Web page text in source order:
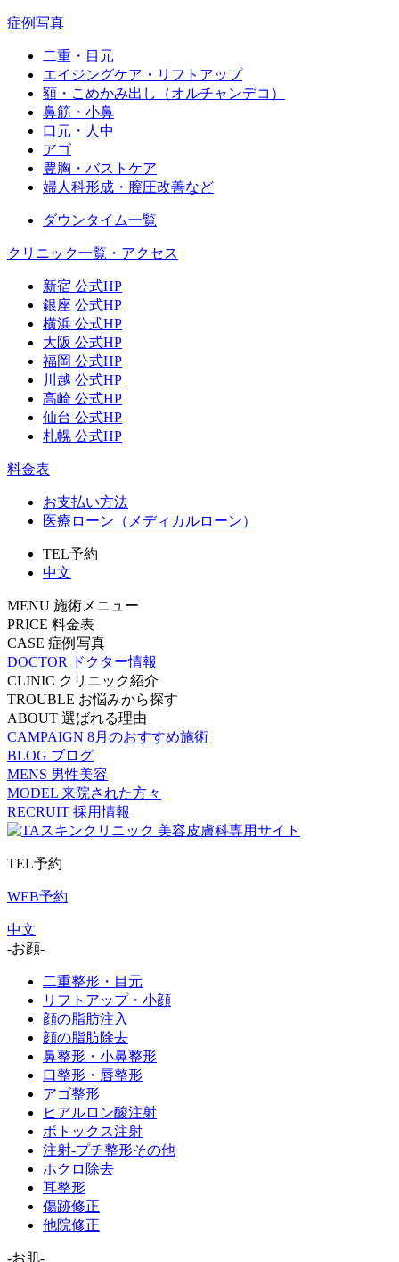
症例写真
二重・目元
エイジングケア・リフトアップ
額・こめかみ出し（オルチャンデコ）
鼻筋・小鼻
口元・人中
アゴ
豊胸・バストケア
婦人科形成・膣圧改善など
ダウンタイム一覧
クリニック一覧・アクセス
新宿 公式HP
銀座 公式HP
横浜 公式HP
大阪 公式HP
福岡 公式HP
川越 公式HP
高崎 公式HP
仙台 公式HP
札幌 公式HP
料金表
お支払い方法
医療ローン（メディカルローン）
TEL予約
中文
MENU 施術メニュー
PRICE 料金表
CASE 症例写真
DOCTOR
ドクター情報
CLINIC クリニック紹介
TROUBLE お悩みから探す
ABOUT 選ばれる理由
CAMPAIGN 8月のおすすめ施術
BLOG ブログ
MENS 男性美容
MODEL 来院された方々
RECRUIT 採用情報
TEL予約
WEB予約
中文
-お顔-
二重整形・目元
リフトアップ・小顔
顔の脂肪注入
顔の脂肪除去
鼻整形・小鼻整形
口整形・唇整形
アゴ整形
ヒアルロン酸注射
ボトックス注射
注射-プチ整形その他
ホクロ除去
耳整形
傷跡修正
他院修正
-お肌-